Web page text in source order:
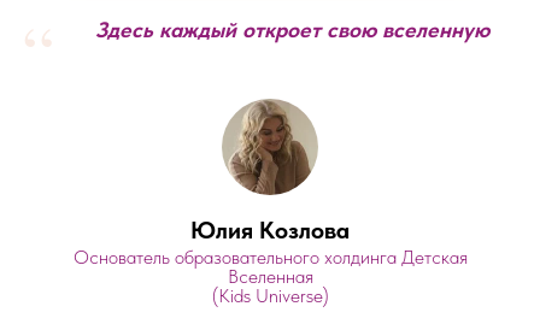
“ Здесь каждый откроет свою вселенную
Юлия Козлова
Основатель образовательного холдинга Детская
Вселенная
(Kids Universe)